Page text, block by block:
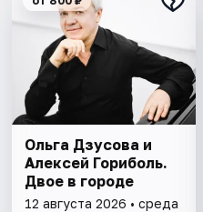
Ольга Дзусова и
Алексей Гориболь.
Двое в городе
12 августа 2026 • среда